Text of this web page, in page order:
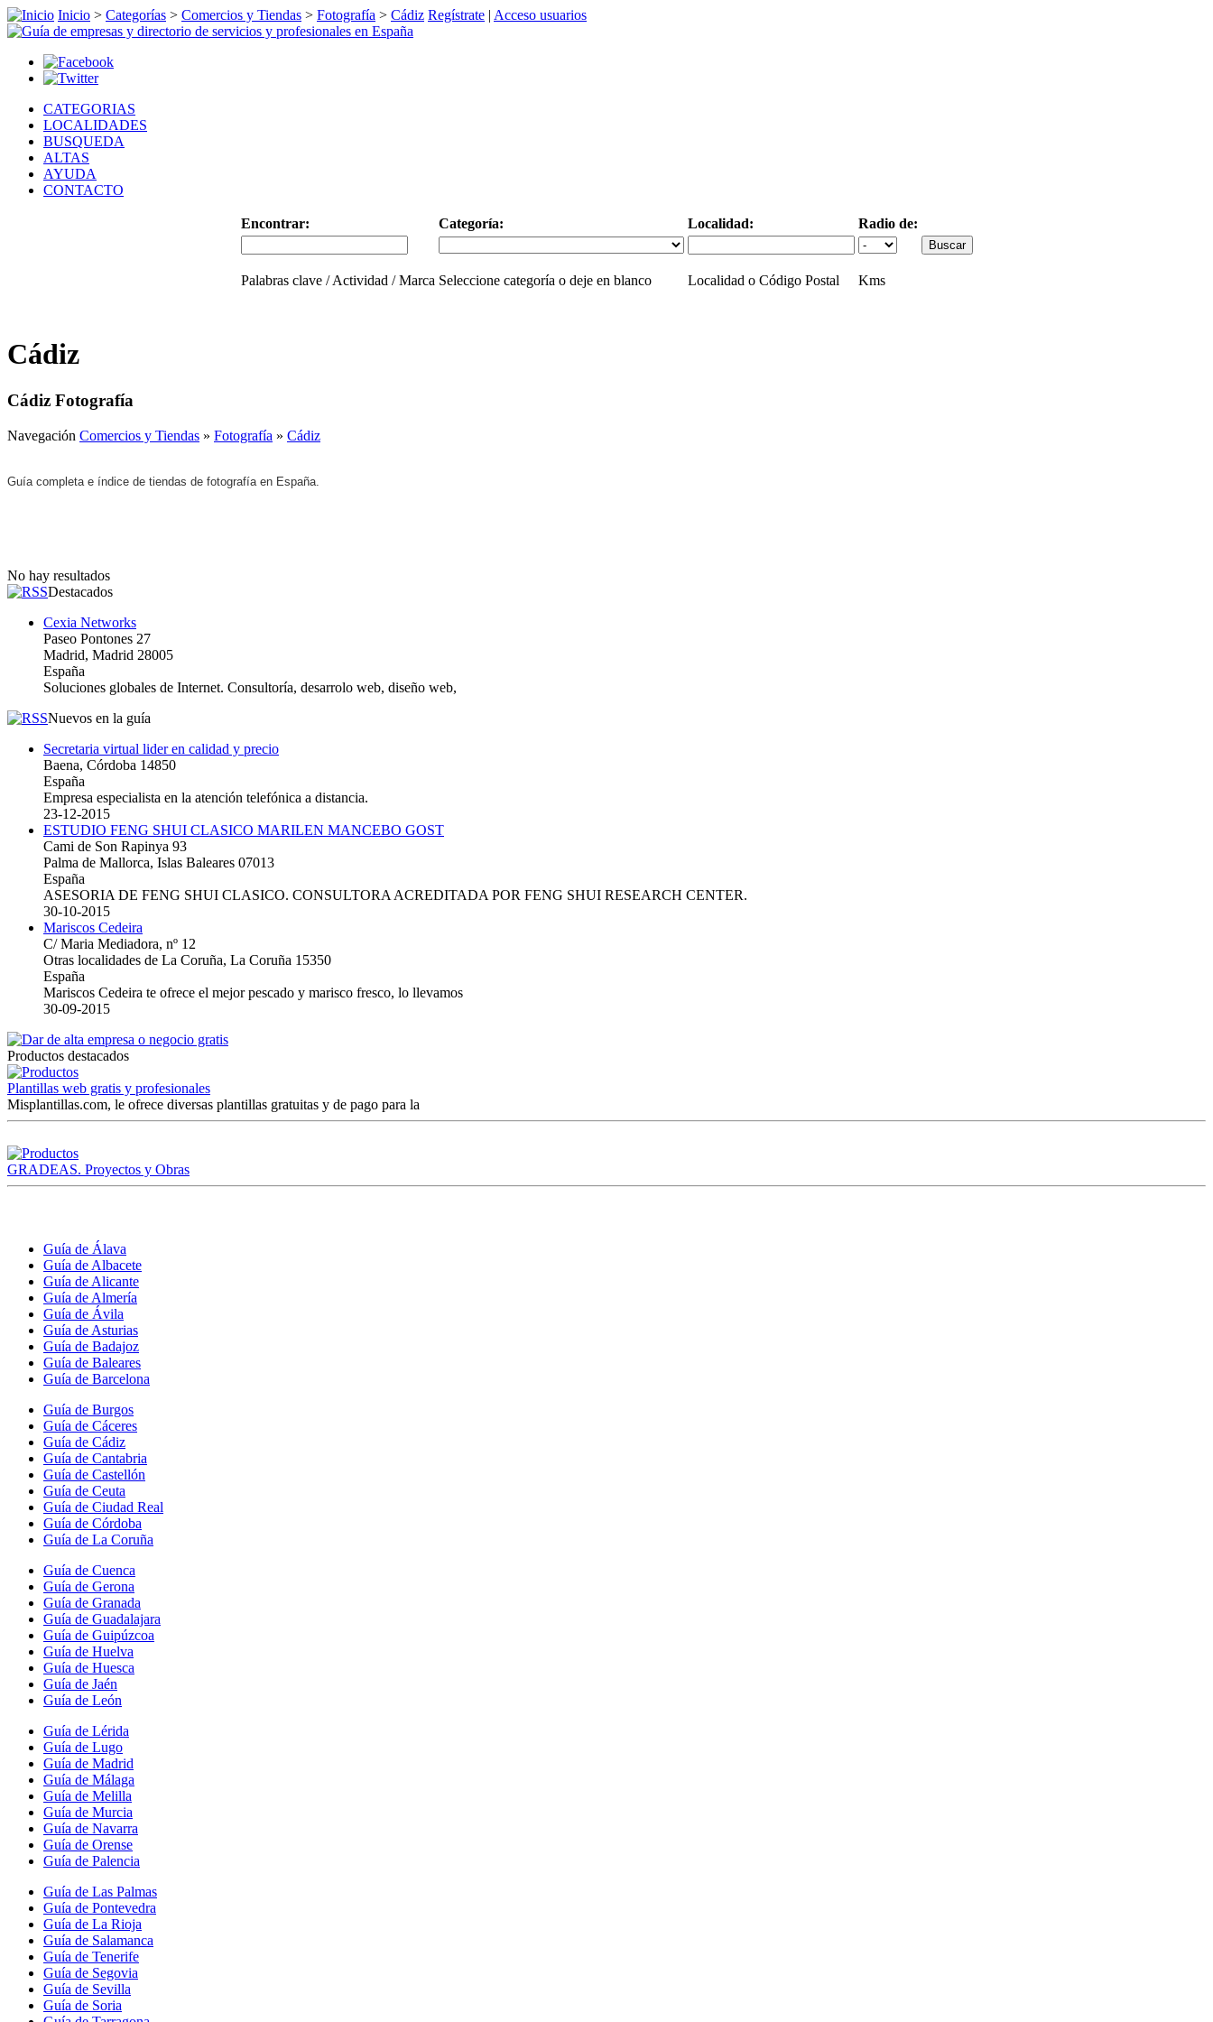
Inicio > Categorías > Comercios y Tiendas > Fotografía > Cádiz Regístrate | Acceso usuarios
CATEGORIAS
LOCALIDADES
BUSQUEDA
ALTAS
AYUDA
CONTACTO
Encontrar: Categoría: Localidad: Radio de:
Palabras clave / Actividad / Marca Seleccione categoría o deje en blanco Localidad o Código Postal Kms
Cádiz
Cádiz Fotografía
Navegación Comercios y Tiendas » Fotografía » Cádiz
Guía completa e índice de tiendas de fotografía en España.
No hay resultados
Destacados
Cexia Networks
Paseo Pontones 27
Madrid, Madrid 28005
España
Soluciones globales de Internet. Consultoría, desarrolo web, diseño web,
Nuevos en la guía
Secretaria virtual lider en calidad y precio
Baena, Córdoba 14850
España
Empresa especialista en la atención telefónica a distancia.
23-12-2015
ESTUDIO FENG SHUI CLASICO MARILEN MANCEBO GOST
Cami de Son Rapinya 93
Palma de Mallorca, Islas Baleares 07013
España
ASESORIA DE FENG SHUI CLASICO. CONSULTORA ACREDITADA POR FENG SHUI RESEARCH CENTER.
30-10-2015
Mariscos Cedeira
C/ Maria Mediadora, nº 12
Otras localidades de La Coruña, La Coruña 15350
España
Mariscos Cedeira te ofrece el mejor pescado y marisco fresco, lo llevamos
30-09-2015
Productos destacados
Plantillas web gratis y profesionales
Misplantillas.com, le ofrece diversas plantillas gratuitas y de pago para la
GRADEAS. Proyectos y Obras
Guía de Álava
Guía de Albacete
Guía de Alicante
Guía de Almería
Guía de Ávila
Guía de Asturias
Guía de Badajoz
Guía de Baleares
Guía de Barcelona
Guía de Burgos
Guía de Cáceres
Guía de Cádiz
Guía de Cantabria
Guía de Castellón
Guía de Ceuta
Guía de Ciudad Real
Guía de Córdoba
Guía de La Coruña
Guía de Cuenca
Guía de Gerona
Guía de Granada
Guía de Guadalajara
Guía de Guipúzcoa
Guía de Huelva
Guía de Huesca
Guía de Jaén
Guía de León
Guía de Lérida
Guía de Lugo
Guía de Madrid
Guía de Málaga
Guía de Melilla
Guía de Murcia
Guía de Navarra
Guía de Orense
Guía de Palencia
Guía de Las Palmas
Guía de Pontevedra
Guía de La Rioja
Guía de Salamanca
Guía de Tenerife
Guía de Segovia
Guía de Sevilla
Guía de Soria